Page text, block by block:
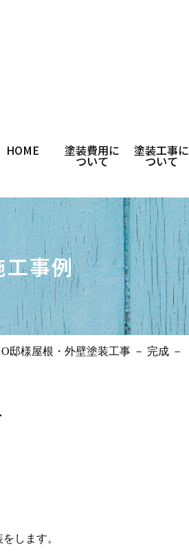
HOME 塗装費用に
ついて
塗装工事に
ついて
工事例
邸様屋根・外壁塗装工事 － 完成 －
します。